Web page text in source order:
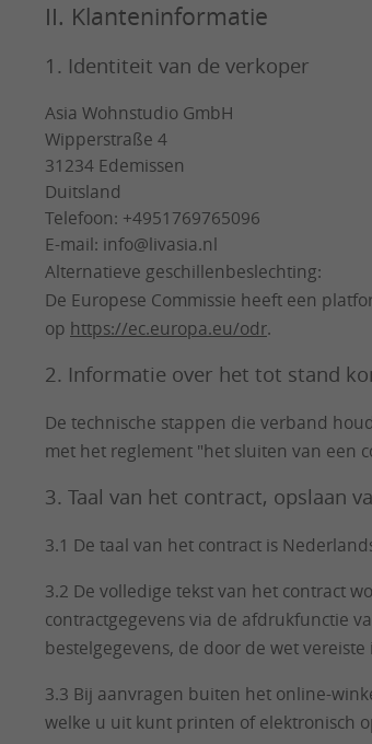
II. Klanteninformatie
1. Identiteit van de verkoper
Asia Wohnstudio GmbH
Wipperstraße 4
31234 Edemissen
Duitsland
Telefoon: +4951769765096
E-mail: info@livasia.nl
Alternatieve geschillenbeslechting:
De Europese Commissie heeft een
op https://ec.europa.eu/odr.
2. Informatie over het tot stand
De technische stappen die verband
met het reglement "het sluiten van een
3. Taal van het contract, opslaan
3.1 De taal van het contract is
3.2 De volledige tekst van het contract
contractgegevens via de afdrukfunctie
bestelgegevens, de door de wet
3.3 Bij aanvragen buiten het online-
welke u uit kunt printen of elektronisch